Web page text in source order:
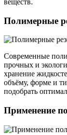
веществ.
Полимерные
Современные
прочных и
хранение
объёму, форме и
подобрать
Применение